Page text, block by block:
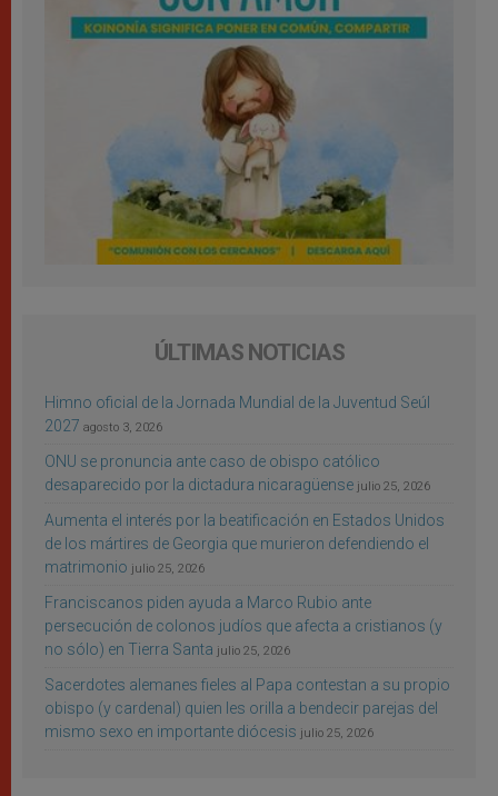
ÚLTIMAS NOTICIAS
Himno oficial de la Jornada Mundial de la Juventud Seúl
2027 agosto 3, 2026
ONU se pronuncia ante caso de obispo católico
desaparecido por la dictadura nicaragüense julio 25, 2026
Aumenta el interés por la beatificación en Estados Unidos
de los mártires de Georgia que murieron defendiendo el
matrimonio julio 25, 2026
Franciscanos piden ayuda a Marco Rubio ante
persecución de colonos judíos que afecta a cristianos (y
no sólo) en Tierra Santa julio 25, 2026
Sacerdotes alemanes fieles al Papa contestan a su propio
obispo (y cardenal) quien les orilla a bendecir parejas del
mismo sexo en importante diócesis julio 25, 2026